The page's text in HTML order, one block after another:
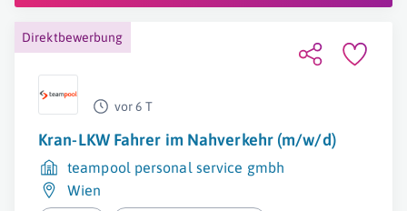
Direktbewerbung
vor 6 T
Kran-LKW Fahrer im Nahverkehr (m/w/d)
teampool personal service gmbh
Wien